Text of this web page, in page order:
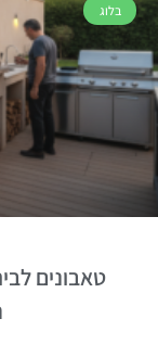
בלוג
טאבונים